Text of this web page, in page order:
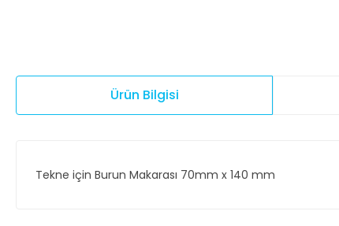
Ürün Bilgisi
Tekne için Burun Makarası 70mm x 140 mm